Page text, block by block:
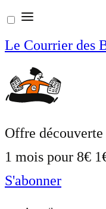
Aller
au
contenu
Le Courrier des
Offre découverte
1 mois pour 8€
S'abonner